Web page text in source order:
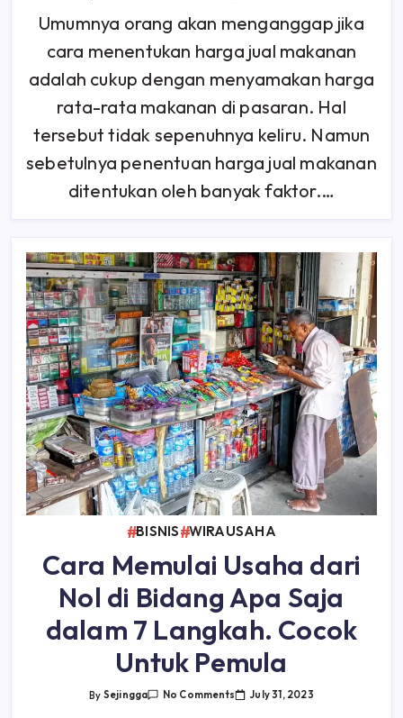
Harga
Makanan,
Dijamin
Maksimal
Umumnya orang akan menganggap jika
cara menentukan harga jual makanan
adalah cukup dengan menyamakan harga
rata-rata makanan di pasaran. Hal
tersebut tidak sepenuhnya keliru. Namun
sebetulnya penentuan harga jual makanan
ditentukan oleh banyak faktor.…
BISNIS WIRAUSAHA
Cara Memulai Usaha dari
Nol di Bidang Apa Saja
dalam 7 Langkah. Cocok
Untuk Pemula
By Sejingga No CommentsOn July 31, 2023